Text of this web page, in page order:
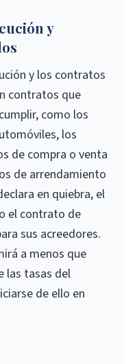
y
y los contratos
contratos que
como los
los
de compra o venta
de arrendamiento
en quiebra, el
el contrato de
sus acreedores.
a menos que
las tasas del
de ello en